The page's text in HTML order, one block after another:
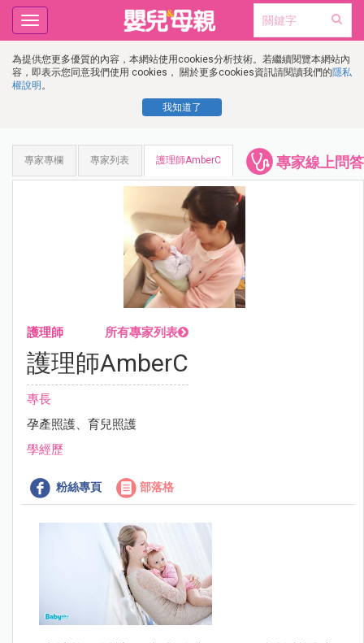
為提供您更多優質的內容，本網站使用cookies分析技術。若繼續閱覽本網站內
容，即表示您同意我們使用 cookies， 關於更多cookies資訊請閱讀我們的隱私
權說明 。
我知道了
Toggle
navigation
專家線上問答
專家專欄 專家列表 護理師AmberC
護理師 所有專家列表
護理師AmberC
專長
孕產照護、育兒照護
學經歷
粉絲專頁 部落格